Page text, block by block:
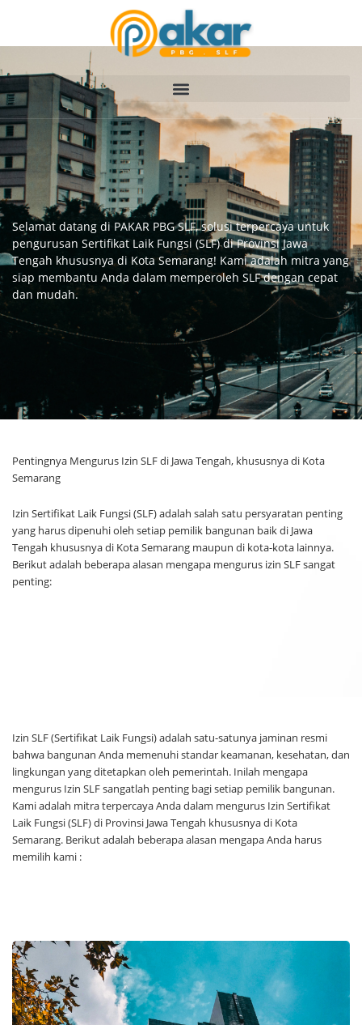
Selamat datang di PAKAR PBG SLF, solusi terpercaya untuk
pengurusan Sertifikat Laik Fungsi (SLF) di Provinsi Jawa
Tengah khususnya di Kota Semarang! Kami adalah mitra yang
siap membantu Anda dalam memperoleh SLF dengan cepat
dan mudah.
Pentingnya Mengurus Izin SLF di Jawa Tengah, khususnya di Kota
Semarang
Izin Sertifikat Laik Fungsi (SLF) adalah salah satu persyaratan penting
yang harus dipenuhi oleh setiap pemilik bangunan baik di Jawa
Tengah khususnya di Kota Semarang maupun di kota-kota lainnya.
Berikut adalah beberapa alasan mengapa mengurus izin SLF sangat
penting:
Izin SLF (Sertifikat Laik Fungsi) adalah satu-satunya jaminan resmi
bahwa bangunan Anda memenuhi standar keamanan, kesehatan, dan
lingkungan yang ditetapkan oleh pemerintah. Inilah mengapa
mengurus Izin SLF sangatlah penting bagi setiap pemilik bangunan.
Kami adalah mitra terpercaya Anda dalam mengurus Izin Sertifikat
Laik Fungsi (SLF) di Provinsi Jawa Tengah khususnya di Kota
Semarang. Berikut adalah beberapa alasan mengapa Anda harus
memilih kami :